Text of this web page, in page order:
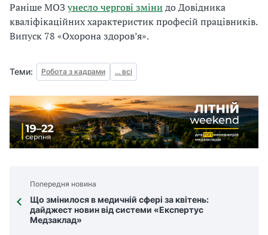
Раніше МОЗ унесло чергові зміни до Довідника
кваліфікаційних характеристик професій працівників.
Випуск 78 «Охорона здоров’я».
Теми: Робота з кадрами ... всі
Попередня новина
Що змінилося в медичній сфері за квітень:
дайджест новин від системи «Експертус
Медзаклад»